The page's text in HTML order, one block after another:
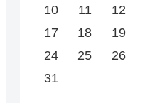
10 11 12
17
18 19
24
25 26
31